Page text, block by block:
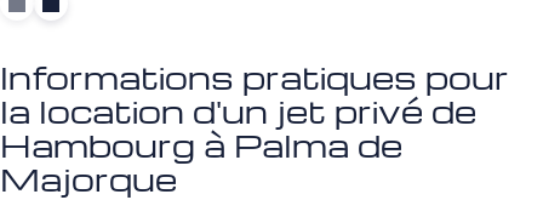
Informations pratiques pour
la location d'un jet privé de
Hambourg à Palma de
Majorque